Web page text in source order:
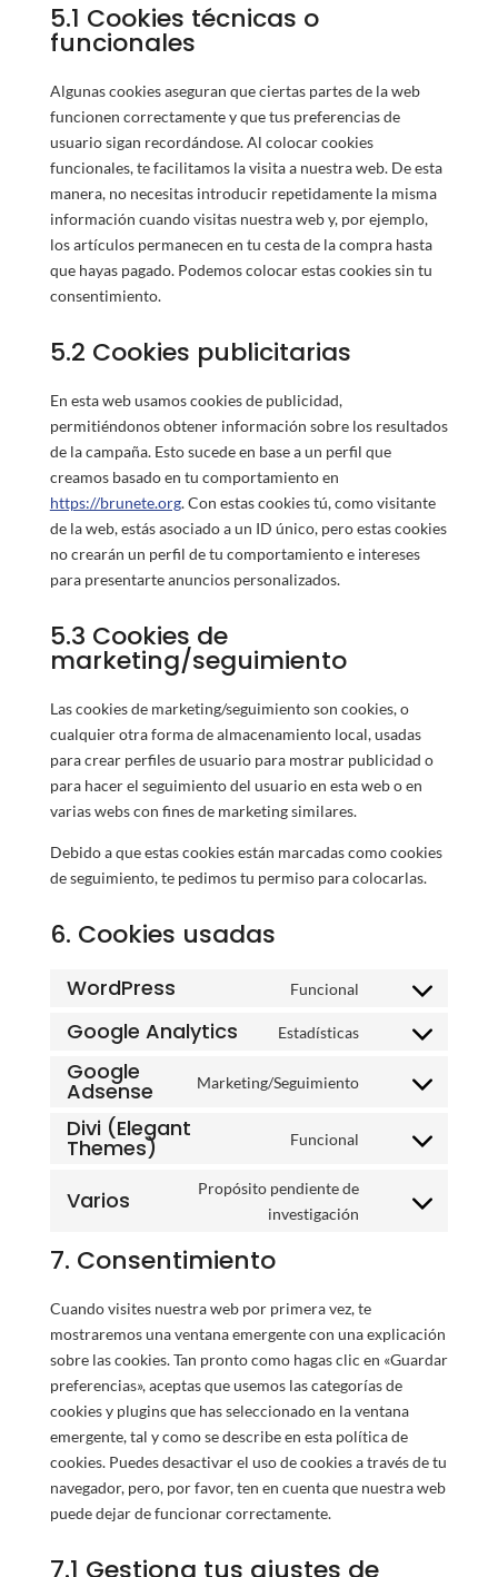
5.1 Cookies técnicas o
funcionales
Algunas cookies aseguran que ciertas partes de la web
funcionen correctamente y que tus preferencias de
usuario sigan recordándose. Al colocar cookies
funcionales, te facilitamos la visita a nuestra web. De esta
manera, no necesitas introducir repetidamente la misma
información cuando visitas nuestra web y, por ejemplo,
los artículos permanecen en tu cesta de la compra hasta
que hayas pagado. Podemos colocar estas cookies sin tu
consentimiento.
5.2 Cookies publicitarias
En esta web usamos cookies de publicidad,
permitiéndonos obtener información sobre los resultados
de la campaña. Esto sucede en base a un perfil que
creamos basado en tu comportamiento en
https://brunete.org. Con estas cookies tú, como visitante
de la web, estás asociado a un ID único, pero estas cookies
no crearán un perfil de tu comportamiento e intereses
para presentarte anuncios personalizados.
5.3 Cookies de
marketing/seguimiento
Las cookies de marketing/seguimiento son cookies, o
cualquier otra forma de almacenamiento local, usadas
para crear perfiles de usuario para mostrar publicidad o
para hacer el seguimiento del usuario en esta web o en
varias webs con fines de marketing similares.
Debido a que estas cookies están marcadas como cookies
de seguimiento, te pedimos tu permiso para colocarlas.
6. Cookies usadas
WordPress Funcional
Consent
wordpress
Google Analytics Estadísticas
Consent
service
analytics
Google
Adsense Marketing/Seguimiento
Consent
service
adsense
Divi (Elegant
Themes) Funcional
Consent
service
Varios
Propósito pendiente de
investigación
Consent
7. Consentimiento
Cuando visites nuestra web por primera vez, te
mostraremos una ventana emergente con una explicación
sobre las cookies. Tan pronto como hagas clic en «Guardar
preferencias», aceptas que usemos las categorías de
cookies y plugins que has seleccionado en la ventana
emergente, tal y como se describe en esta política de
cookies. Puedes desactivar el uso de cookies a través de tu
navegador, pero, por favor, ten en cuenta que nuestra web
puede dejar de funcionar correctamente.
7.1 Gestiona tus ajustes de